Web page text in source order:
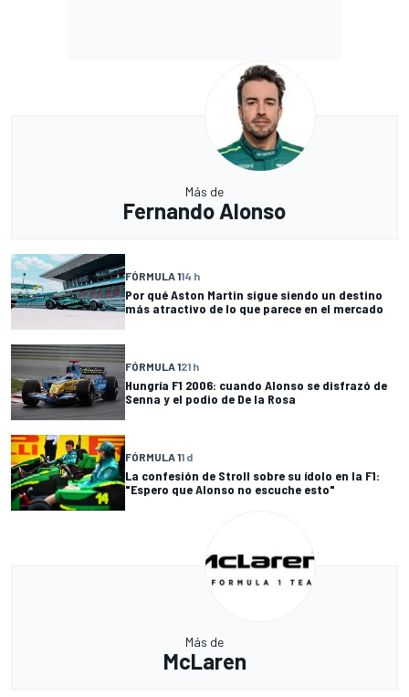
Más de
Fernando Alonso
FÓRMULA 114 h
Por qué Aston Martin sigue siendo un destino
más atractivo de lo que parece en el mercado
FÓRMULA 121 h
Hungría F1 2006: cuando Alonso se disfrazó de
Senna y el podio de De la Rosa
FÓRMULA 11 d
La confesión de Stroll sobre su ídolo en la F1:
"Espero que Alonso no escuche esto"
Más de
McLaren